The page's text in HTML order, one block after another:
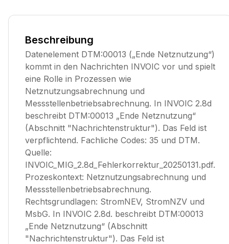
Beschreibung
Datenelement DTM:00013 („Ende Netznutzung“)
kommt in den Nachrichten INVOIC vor und spielt
eine Rolle in Prozessen wie
Netznutzungsabrechnung und
Messstellenbetriebsabrechnung. In INVOIC 2.8d
beschreibt DTM:00013 „Ende Netznutzung“
(Abschnitt "Nachrichtenstruktur"). Das Feld ist
verpflichtend. Fachliche Codes: 35 und DTM.
Quelle:
INVOIC_MIG_2.8d_Fehlerkorrektur_20250131.pdf.
Prozeskontext: Netznutzungsabrechnung und
Messstellenbetriebsabrechnung.
Rechtsgrundlagen: StromNEV, StromNZV und
MsbG. In INVOIC 2.8d. beschreibt DTM:00013
„Ende Netznutzung“ (Abschnitt
"Nachrichtenstruktur"). Das Feld ist